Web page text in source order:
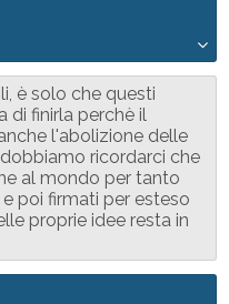
è solo che questi
di finirla perchè il
l'abolizione delle
ricordarci che
al mondo per tanto
poi firmati per esteso
proprie idee resta in